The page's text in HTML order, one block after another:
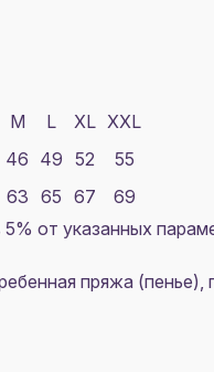
M L XL XXL
46 49 52
55
63 65 67
69
от указанных
пряжа (пенье),